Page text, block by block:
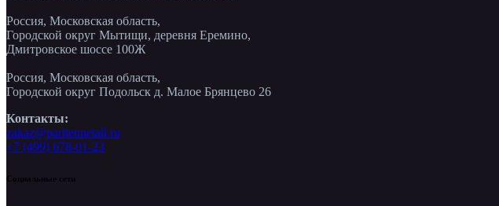
Россия, Московская область,
Городской округ Мытищи, деревня Еремино,
Дмитровское шоссе 100Ж
Россия, Московская область,
Городской округ Подольск д. Малое Брянцево 26
Контакты:
zakaz@paritetmetall.ru
+7 (499) 678-01-23
Социальные сети